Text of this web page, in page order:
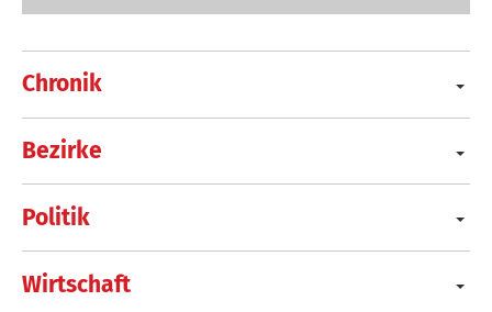
Chronik
Bezirke
Politik
Wirtschaft